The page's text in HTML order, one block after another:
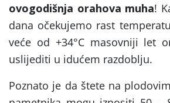
ovogodišnja orahova muha!
dana očekujemo rast
veće od +34°C masovniji let
uslijediti u idućem razdoblju.
Poznato je da štete na